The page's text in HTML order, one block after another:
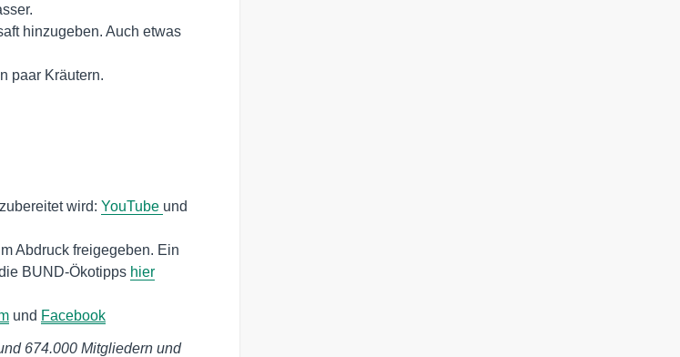
hinzugeben. Auch etwas
paar Kräutern.
wird: YouTube und
Abdruck freigegeben. Ein
BUND-Ökotipps hier
und Facebook
674.000 Mitgliedern und